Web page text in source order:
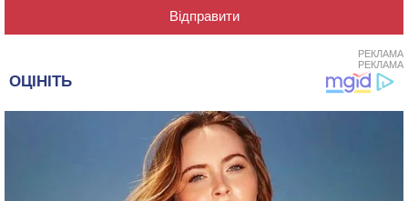
РЕКЛАМА
РЕКЛАМА